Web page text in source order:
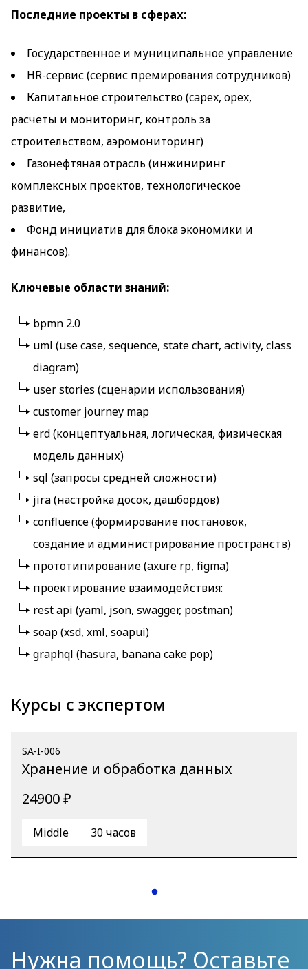
Последние проекты в сферах:
Государственное и муниципальное управление
HR-сервис (сервис премирования сотрудников)
Капитальное строительство (capex, opex,
расчеты и мониторинг, контроль за
строительством, аэромониторинг)
Газонефтяная отрасль (инжиниринг
комплексных проектов, технологическое
развитие,
Фонд инициатив для блока экономики и
финансов).
Ключевые области знаний:
bpmn 2.0
uml (use case, sequence, state chart, activity, class
diagram)
user stories (сценарии использования)
customer journey map
erd (концептуальная, логическая, физическая
модель данных)
sql (запросы средней сложности)
jira (настройка досок, дашбордов)
confluence (формирование постановок,
создание и администрирование пространств)
прототипирование (axure rp, figma)
проектирование взаимодействия:
rest api (yaml, json, swagger, postman)
soap (xsd, xml, soapui)
graphql (hasura, banana cake pop)
Курсы с экспертом
SA-I-006
Хранение и обработка данных
24900 ₽
Middle 30 часов
Нужна помощь? Оставьте